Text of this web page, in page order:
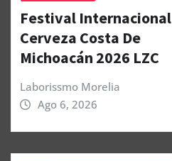
Festival Internacional
Cerveza Costa De
Michoacán 2026 LZC
Laborissmo Morelia
Ago 6, 2026